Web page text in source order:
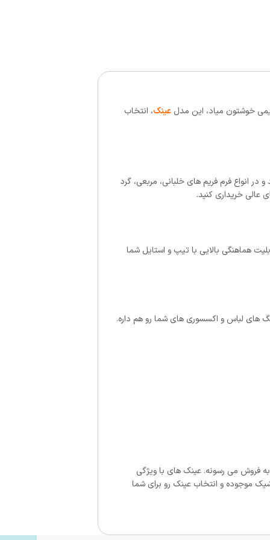
خوشتون میاد، این مدل عینک، انتخاب
می کنند و در انواع فرم فریم های خلبانی، مربعی، گرد
عالی خریداری کنید.
هماهنگی بالایی با تیپ و استایل شما
های لباس و اکسسوری های شما رو هم داره.
فروش می رسونه. عینک های با ویژگی
موجوده و انتخاب عینک رو برای شما